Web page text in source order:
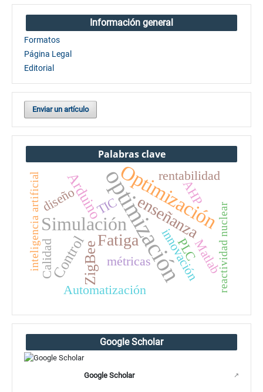
Información general
Formatos
Página Legal
Editorial
Enviar un artículo
Palabras clave
optimización
Optimización
Simulación
Fatigaenseñanza
Arduino
ZigBee
Control métricas
TIC
innovación
Automatización
PLC
rentabilidad
AHP
Matlab
diseño
Calidad reactividad nuclear
inteligencia artificial
Google Scholar
Google Scholar ↗